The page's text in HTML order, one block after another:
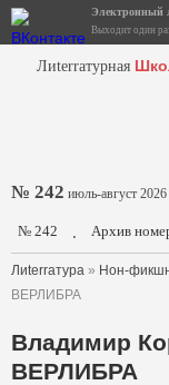
Электронный
Выходит один
Лиterraтурная
№ 242 июль-август 2026
№ 242 . Архив
Лиterraтура » Нон-
ВЕРЛИБРА
Владимир
ВЕРЛИБРА